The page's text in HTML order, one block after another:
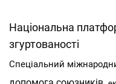
Національна
згуртованості
Спеціальний